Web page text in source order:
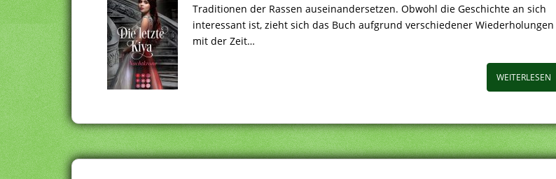
Traditionen der Rassen auseinandersetzen. Obwohl die Geschichte an sich
interessant ist, zieht sich das Buch aufgrund verschiedener Wiederholungen
mit der Zeit…
WEITERLESEN